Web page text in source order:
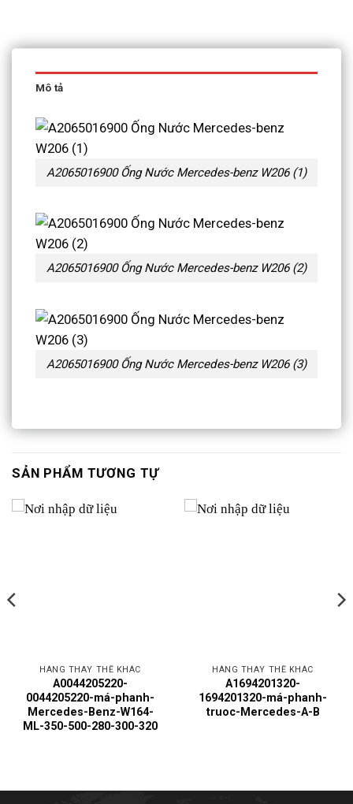
Mô tả
A2065016900 Ống Nước Mercedes-benz W206 (1)
A2065016900 Ống Nước Mercedes-benz W206 (2)
A2065016900 Ống Nước Mercedes-benz W206 (3)
SẢN PHẨM TƯƠNG TỰ
HÀNG THAY THẾ KHÁC
A0044205220-
0044205220-má-phanh-
Mercedes-Benz-W164-
ML-350-500-280-300-320
HÀNG THAY THẾ KHÁC
A1694201320-
1694201320-má-phanh-
truoc-Mercedes-A-B